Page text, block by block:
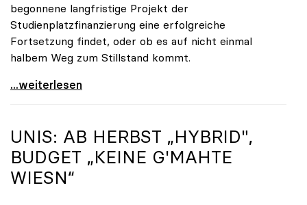
begonnene langfristige Projekt der
Studienplatzfinanzierung eine erfolgreiche
Fortsetzung findet, oder ob es auf nicht einmal
halbem Weg zum Stillstand kommt.
Seidler: „Der Stichtag für das Budget rückt näher“
...weiterlesen
UNIS: AB HERBST „HYBRID",
BUDGET „KEINE G'MAHTE
WIESN“